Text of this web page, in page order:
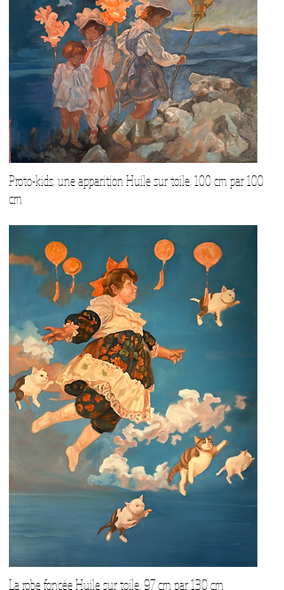
Proto-kids, une apparition Huile sur toile, 100 cm par 100
cm
La robe foncée Huile sur toile, 97 cm par 130 cm